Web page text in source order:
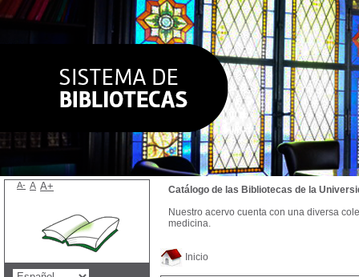
Inicio
Catálogo de las Bibliotecas de la
Nuestro acervo cuenta con una diversa
medicina.
A- A A+